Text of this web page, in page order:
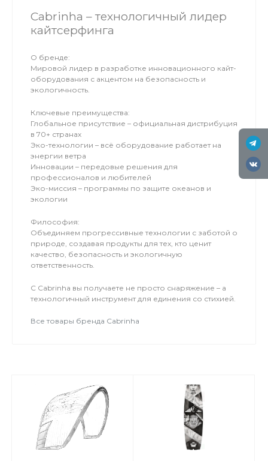
Cabrinha – технологичный лидер
кайтсерфинга
О бренде:
Мировой лидер в разработке инновационного кайт-
оборудования с акцентом на безопасность и
экологичность.
Ключевые преимущества:
Глобальное присутствие – официальная дистрибуция
в 70+ странах
Эко-технологии – всё оборудование работает на
энергии ветра
Инновации – передовые решения для
профессионалов и любителей
Эко-миссия – программы по защите океанов и
экологии
Философия:
Объединяем прогрессивные технологии с заботой о
природе, создавая продукты для тех, кто ценит
качество, безопасность и экологичную
ответственность.
С Cabrinha вы получаете не просто снаряжение – а
технологичный инструмент для единения со стихией.
Все товары бренда Cabrinha